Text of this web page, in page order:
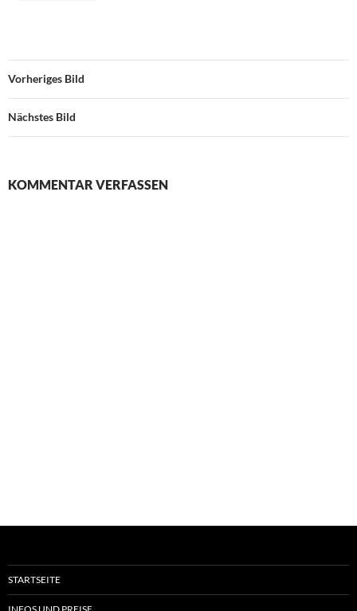
Vorheriges Bild
Nächstes Bild
KOMMENTAR VERFASSEN
STARTSEITE